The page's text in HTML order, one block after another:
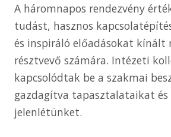
A háromnapos rendezvény
tudást, hasznos
és inspiráló előadásokat kínált
résztvevő számára. Intézeti
kapcsolódtak be a szakmai
gazdagítva tapasztalataikat és
jelenlétünket.